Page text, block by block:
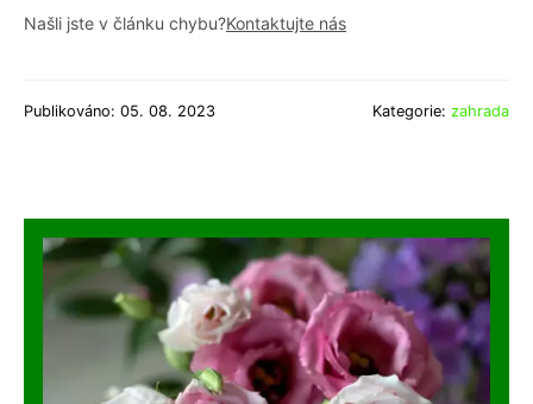
Našli jste v článku chybu?Kontaktujte nás
Publikováno: 05. 08. 2023 Kategorie: zahrada